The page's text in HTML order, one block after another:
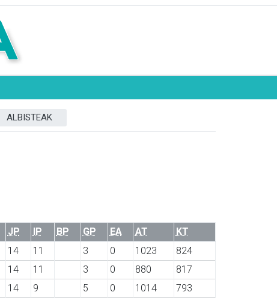
ALBISTEAK
JP IP BP GP EA AT
KT
14 11 3 0 1023
824
14 11 3 0 880
817
14 9 5 0 1014
793